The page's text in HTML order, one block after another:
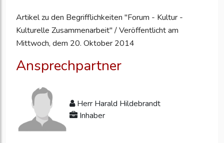
Artikel zu den Begrifflichkeiten "Forum - Kultur -
Kulturelle Zusammenarbeit" / Veröffentlicht am
Mittwoch, dem 20. Oktober 2014
Ansprechpartner
Herr Harald Hildebrandt
Inhaber